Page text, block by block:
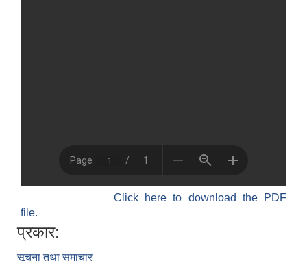
Click here to download the PDF
file.
प्रकार:
सूचना तथा समाचार